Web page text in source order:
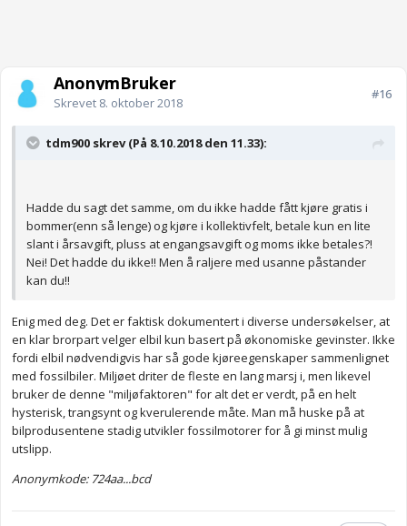
AnonymBruker
Skrevet 8. oktober 2018
#16
tdm900 skrev (På 8.10.2018 den 11.33):
Hadde du sagt det samme, om du ikke hadde fått kjøre gratis i
bommer(enn så lenge) og kjøre i kollektivfelt, betale kun en lite
slant i årsavgift, pluss at engangsavgift og moms ikke betales?!
Nei! Det hadde du ikke!! Men å raljere med usanne påstander
kan du!!
Enig med deg. Det er faktisk dokumentert i diverse undersøkelser, at
en klar brorpart velger elbil kun basert på økonomiske gevinster. Ikke
fordi elbil nødvendigvis har så gode kjøreegenskaper sammenlignet
med fossilbiler. Miljøet driter de fleste en lang marsj i, men likevel
bruker de denne "miljøfaktoren" for alt det er verdt, på en helt
hysterisk, trangsynt og kverulerende måte. Man må huske på at
bilprodusentene stadig utvikler fossilmotorer for å gi minst mulig
utslipp.
Anonymkode: 724aa...bcd